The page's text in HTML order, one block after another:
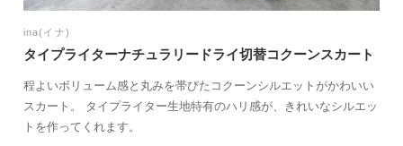
ina(イナ)
タイプライターナチュラリードライ切替コクーンスカート
程よいボリューム感と丸みを帯びたコクーンシルエットがかわいい
スカート。 タイプライター生地特有のハリ感が、きれいなシルエッ
トを作ってくれます。